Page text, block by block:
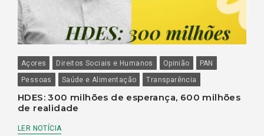
Açores Direitos Sociais e Humanos Opinião
PAN
Pessoas
Saúde e Alimentação Transparência
HDES: 300 milhões de esperança, 600 milhões
de realidade
LER NOTÍCIA